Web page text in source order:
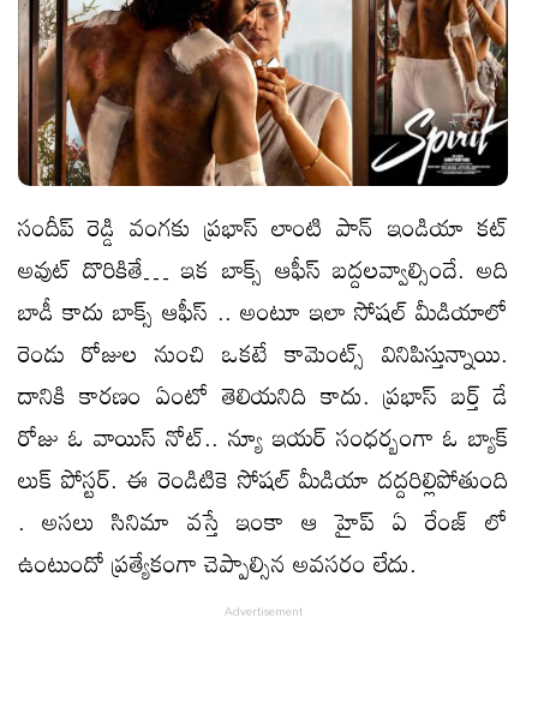
సందీప్ రెడ్డి వంగకు ప్రభాస్ లాంటి పాన్ ఇండియా కట్
అవుట్ దొరికితే… ఇక బాక్స్ ఆఫీస్ బద్దలవ్వాల్సిందే. అది
బాడీ కాదు బాక్స్ ఆఫీస్ .. అంటూ ఇలా సోషల్ మీడియాలో
రెండు రోజుల నుంచి ఒకటే కామెంట్స్ వినిపిస్తున్నాయి.
దానికి కారణం ఏంటో తెలియనిది కాదు. ప్రభాస్ బర్త్ డే
రోజు ఓ వాయిస్ నోట్.. న్యూ ఇయర్ సంధర్బంగా ఓ బ్యాక్
లుక్ పోస్టర్. ఈ రెండిటికె సోషల్ మీడియా దద్దరిల్లిపోతుంది
. అసలు సినిమా వస్తే ఇంకా ఆ హైప్ ఏ రేంజ్ లో
ఉంటుందో ప్రత్యేకంగా చెప్పాల్సిన అవసరం లేదు.